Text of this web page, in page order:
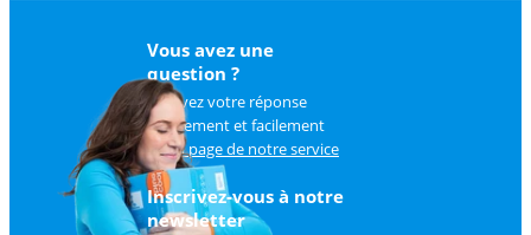
Vous avez une
question ?
Trouvez votre réponse
rapidement et facilement
surla page de notre service
client.
Inscrivez-vous à notre
newsletter